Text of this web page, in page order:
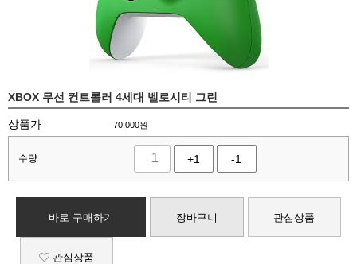
XBOX 무선 컨트롤러 4세대 벨로시티 그린
상품가 70,000원
수량 +1 -1
바로 구매하기 장바구니 관심상품
관심상품